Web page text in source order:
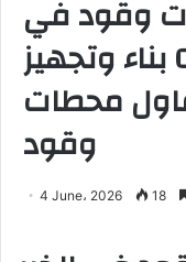
وقود في
الخبر 0533819888 بناء وتجهيز
محطات
وقود
4 June، 2026 18